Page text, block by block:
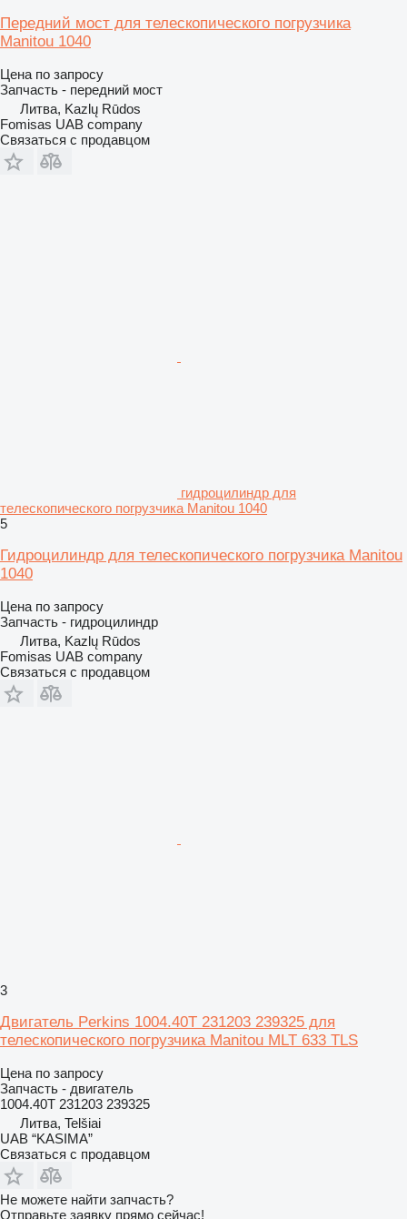
Передний мост для телескопического погрузчика
Manitou 1040
Цена по запросу
Запчасть - передний мост
Литва, Kazlų Rūdos
Fomisas UAB company
Связаться с продавцом
гидроцилиндр для
телескопического погрузчика Manitou 1040
5
Гидроцилиндр для телескопического погрузчика Manitou
1040
Цена по запросу
Запчасть - гидроцилиндр
Литва, Kazlų Rūdos
Fomisas UAB company
Связаться с продавцом
3
Двигатель Perkins 1004.40T 231203 239325 для
телескопического погрузчика Manitou MLT 633 TLS
Цена по запросу
Запчасть - двигатель
1004.40T 231203 239325
Литва, Telšiai
UAB “KASIMA”
Связаться с продавцом
Не можете найти запчасть?
Отправьте заявку прямо сейчас!